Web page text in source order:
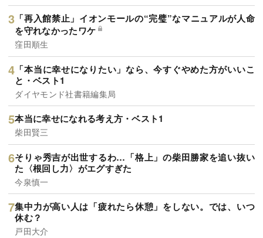
「再入館禁止」イオンモールの“完璧”なマニュアルが人命
を守れなかったワケ
窪田順生
「本当に幸せになりたい」なら、今すぐやめた方がいいこ
と・ベスト1
ダイヤモンド社書籍編集局
本当に幸せになれる考え方・ベスト1
柴田賢三
そりゃ秀吉が出世するわ…「格上」の柴田勝家を追い抜い
た〈根回し力〉がエグすぎた
今泉慎一
集中力が高い人は「疲れたら休憩」をしない。では、いつ
休む？
戸田大介